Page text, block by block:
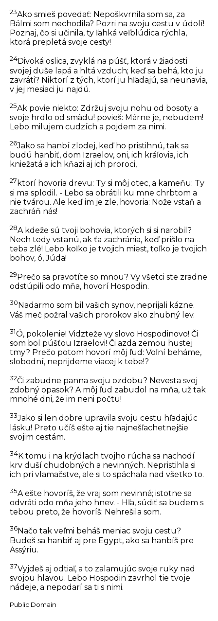
23Ako smieš povedať: Nepoškvrnila som sa, za
Bálmi som nechodila? Pozri na svoju cestu v údolí!
Poznaj, čo si učinila, ty ľahká veľblúdica rýchla,
ktorá prepletá svoje cesty!
24Divoká oslica, zvyklá na púšť, ktorá v žiadosti
svojej duše lapá a hltá vzduch; keď sa behá, kto ju
zavráti? Niktorí z tých, ktorí ju hľadajú, sa neunavia,
v jej mesiaci ju najdú.
25Ak povie niekto: Zdržuj svoju nohu od bosoty a
svoje hrdlo od smädu! povieš: Márne je, nebudem!
Lebo milujem cudzích a pojdem za nimi.
26Jako sa hanbí zlodej, keď ho pristihnú, tak sa
budú hanbiť, dom Izraelov, oni, ich kráľovia, ich
kniežatá a ich kňazi aj ich proroci,
27 ktorí hovoria drevu: Ty si môj otec, a kameňu: Ty
si ma splodil. - Lebo sa obrátili ku mne chrbtom a
nie tvárou. Ale keď im je zle, hovoria: Nože vstaň a
zachráň nás!
28A kdeže sú tvoji bohovia, ktorých si si narobil?
Nech tedy vstanú, ak ťa zachránia, keď prišlo na
teba zlé! Lebo koľko je tvojich miest, toľko je tvojich
bohov, ó, Júda!
29 Prečo sa pravotíte so mnou? Vy všetci ste zradne
odstúpili odo mňa, hovorí Hospodin.
30 Nadarmo som bil vašich synov, neprijali kázne.
Váš meč požral vašich prorokov ako zhubný lev.
31Ó, pokolenie! Vidzteže vy slovo Hospodinovo! Či
som bol púšťou Izraelovi! Či azda zemou hustej
tmy? Prečo potom hovorí môj ľud: Voľní beháme,
slobodní, neprijdeme viacej k tebe!?
32Či zabudne panna svoju ozdobu? Nevesta svoj
zdobný opasok? A môj ľud zabudol na mňa, už tak
mnohé dni, že im neni počtu!
33Jako si len dobre upravila svoju cestu hľadajúc
lásku! Preto učíš ešte aj tie najnešľachetnejšie
svojim cestám.
34K tomu i na krýdlach tvojho rúcha sa nachodí
krv duší chudobných a nevinných. Nepristihla si
ich pri vlamačstve, ale si to spáchala nad všetko to.
35A ešte hovoríš, že vraj som nevinná; istotne sa
odvráti odo mňa jeho hnev. - Hľa, súdiť sa budem s
tebou preto, že hovoríš: Nehrešila som.
36Načo tak veľmi beháš meniac svoju cestu?
Budeš sa hanbiť aj pre Egypt, ako sa hanbíš pre
Assýriu.
37Vyjdeš aj odtiaľ, a to zalamujúc svoje ruky nad
svojou hlavou. Lebo Hospodin zavrhol tie tvoje
nádeje, a nepodarí sa ti s nimi.
Public Domain